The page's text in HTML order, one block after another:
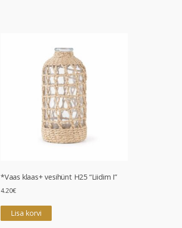
*Vaas klaas+ vesihünt H25 “Liidim I”
4.20€
Lisa korvi